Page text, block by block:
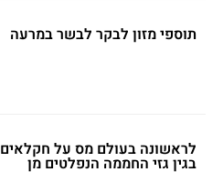
תוספי מזון לבקר לבשר במרעה
לראשונה בעולם מס על חקלאים
בגין גזי החממה הנפלטים מן